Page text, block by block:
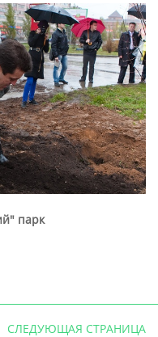
парк
СЛЕДУЮЩАЯ СТРАНИЦА